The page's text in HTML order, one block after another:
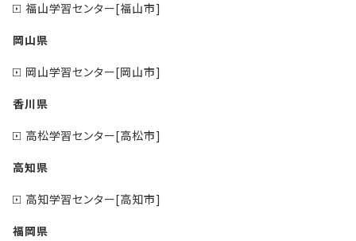
福山学習センター[福山市]
岡山県
岡山学習センター[岡山市]
香川県
高松学習センター[高松市]
高知県
高知学習センター[高知市]
福岡県